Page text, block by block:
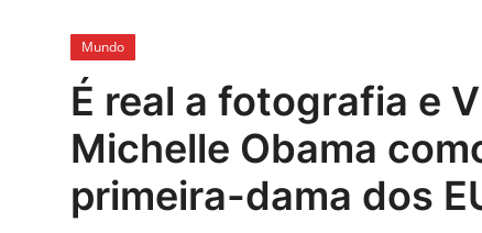
Esporte
Tecnologia e Games
Mundo
É real a fotografia e
Michelle Obama
primeira-dama dos